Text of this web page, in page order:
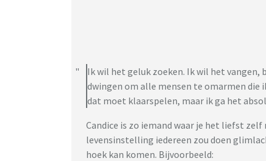
Ik wil het geluk zoeken. Ik wil het vangen,
dwingen om alle mensen te omarmen die
dat moet klaarspelen, maar ik ga het
Candice is zo iemand waar je het liefst
levensinstelling iedereen zou doen
hoek kan komen. Bijvoorbeeld: